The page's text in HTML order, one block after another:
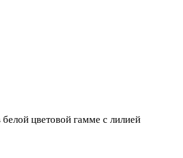
цветовой гамме с лилией